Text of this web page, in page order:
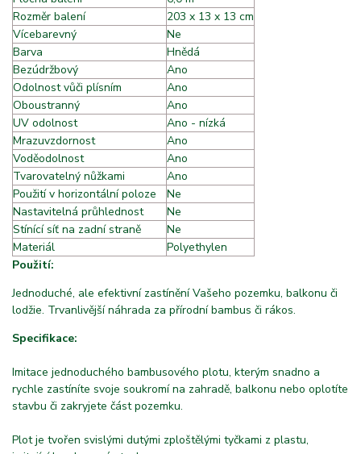
Rozměr balení
203 x 13 x 13 cm
Vícebarevný
Ne
Barva
Hnědá
Bezúdržbový
Ano
Odolnost vůči plísním
Ano
Oboustranný
Ano
UV odolnost
Ano - nízká
Mrazuvzdornost
Ano
Voděodolnost
Ano
Tvarovatelný nůžkami
Ano
Použití v horizontální poloze
Ne
Nastavitelná průhlednost
Ne
Stínící síť na zadní straně
Ne
Materiál
Polyethylen
Použití:
Jednoduché, ale efektivní zastínění Vašeho pozemku, balkonu či
lodžie. Trvanlivější náhrada za přírodní bambus či rákos.
Specifikace:
Imitace jednoduchého bambusového plotu, kterým snadno a
rychle zastíníte svoje soukromí na zahradě, balkonu nebo oplotíte
stavbu či zakryjete část pozemku.
Plot je tvořen svislými dutými zploštělými tyčkami z plastu,